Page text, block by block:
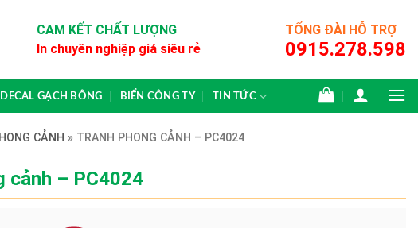
CAM KẾT CHẤT LƯỢNG
In chuyên nghiệp giá siêu rẻ
TỔNG ĐÀI HỖ TRỢ
0915.278.598
DECAL GẠCH BÔNG BIỂN CÔNG TY TIN TỨC
CẢNH » TRANH PHONG CẢNH – PC4024
cảnh – PC4024